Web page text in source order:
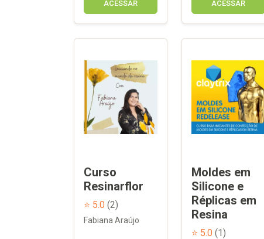
ACESSAR ACESSAR
Curso
Resinarflor
⭐ 5.0 (2)
Fabiana Araújo
Moldes em
Silicone e
Réplicas em
Resina
⭐ 5.0 (1)